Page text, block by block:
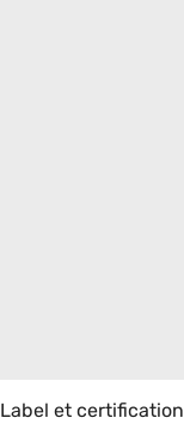
Label et certification